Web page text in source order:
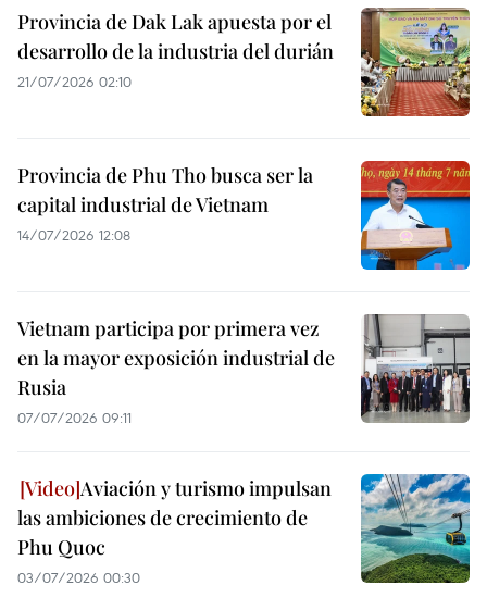
Provincia de Dak Lak apuesta por el
desarrollo de la industria del durián
21/07/2026 02:10
Provincia de Phu Tho busca ser la
capital industrial de Vietnam
14/07/2026 12:08
Vietnam participa por primera vez
en la mayor exposición industrial de
Rusia
07/07/2026 09:11
Aviación y turismo impulsan
las ambiciones de crecimiento de
Phu Quoc
03/07/2026 00:30